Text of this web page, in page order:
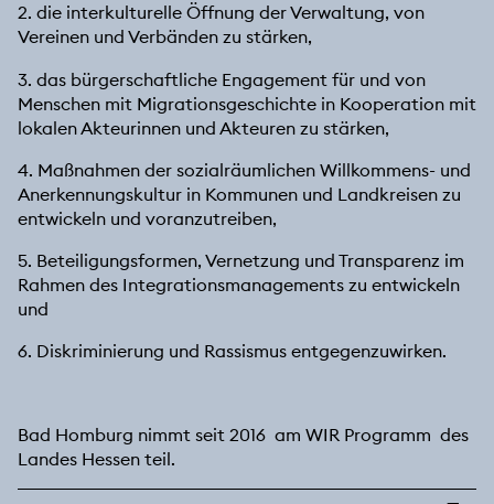
2. die interkulturelle Öffnung der Verwaltung, von
Vereinen und Verbänden zu stärken,
3. das bürgerschaftliche Engagement für und von
Menschen mit Migrationsgeschichte in Kooperation mit
lokalen Akteurinnen und Akteuren zu stärken,
4. Maßnahmen der sozialräumlichen Willkommens- und
Anerkennungskultur in Kommunen und Landkreisen zu
entwickeln und voranzutreiben,
5. Beteiligungsformen, Vernetzung und Transparenz im
Rahmen des Integrationsmanagements zu entwickeln
und
6. Diskriminierung und Rassismus entgegenzuwirken.
Bad Homburg nimmt seit 2016 am WIR Programm des
Landes Hessen teil.